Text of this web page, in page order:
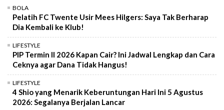
BOLA
Pelatih FC Twente Usir Mees Hilgers: Saya Tak Berharap
Dia Kembali ke Klub!
LIFESTYLE
PIP Termin II 2026 Kapan Cair? Ini Jadwal Lengkap dan Cara
Ceknya agar Dana Tidak Hangus!
LIFESTYLE
4 Shio yang Menarik Keberuntungan Hari Ini 5 Agustus
2026: Segalanya Berjalan Lancar